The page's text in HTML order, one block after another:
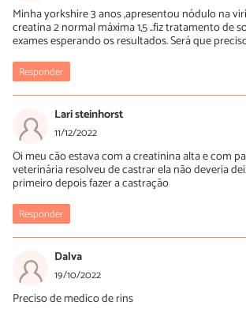
Minha yorkshire 3 anos ,apresentou nódulo na
creatina 2 normal máxima 1,5 ..fiz tratamento de
exames esperando os resultados. Será que
Responder
Lari steinhorst
11/12/2022
Oi meu cão estava com a creatinina alta e com
veterinária resolveu de castrar ela não deveria
primeiro depois fazer a castração
Responder
Dalva
19/10/2022
Preciso de medico de rins